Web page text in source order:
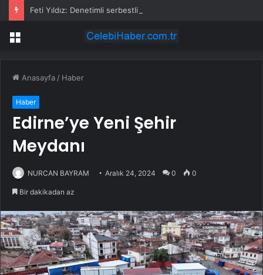
Menü
Anasayfa / Haber
Haber
Edirne’ye Yeni Şehir
Meydanı
NURCAN BAYRAM Aralık 24, 2024 0 0
Bir dakikadan az